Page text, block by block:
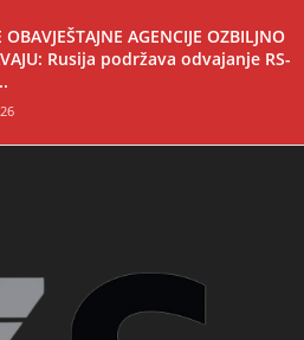
AGENCIJE OZBILJNO
Rusija podržava odvajanje RS-